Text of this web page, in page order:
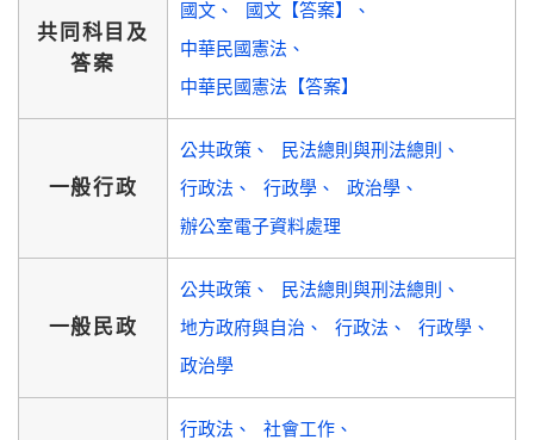
共同科目及
答案
國文
國文【答案】
中華民國憲法
中華民國憲法【答案】
一般行政
公共政策
民法總則與刑法總則
行政法
行政學
政治學
辦公室電子資料處理
一般民政
公共政策
民法總則與刑法總則
地方政府與自治
行政法
行政學
政治學
行政法
社會工作